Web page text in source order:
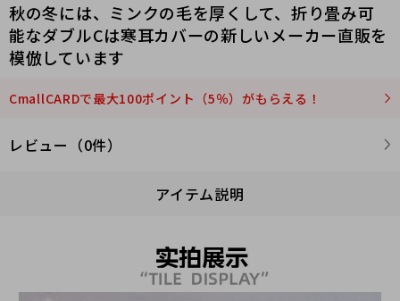
秋の冬には、ミンクの毛を厚くして、折り畳み可
能なダブルCは寒耳カバーの新しいメーカー直販を
模倣しています
CmallCARDで最大100ポイント（5％）がもらえる！
レビュー（0件）
アイテム説明